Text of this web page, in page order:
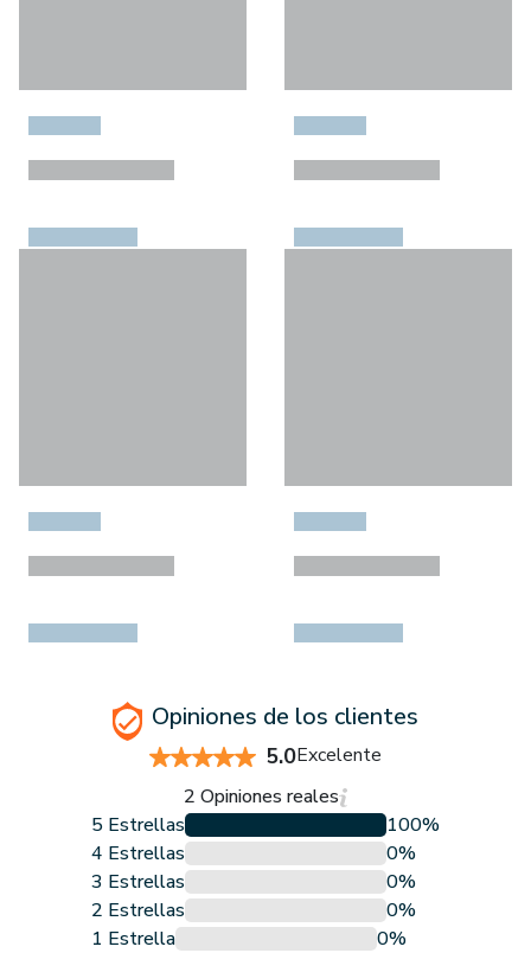
Opiniones de los clientes
5.0Excelente
2 Opiniones reales
5 Estrellas
100%
4 Estrellas
0%
3 Estrellas
0%
2 Estrellas
0%
1 Estrella
0%